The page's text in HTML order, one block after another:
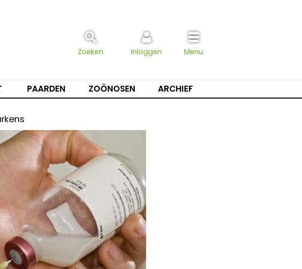
Zoeken Inloggen Menu
PAARDEN ZOÖNOSEN ARCHIEF